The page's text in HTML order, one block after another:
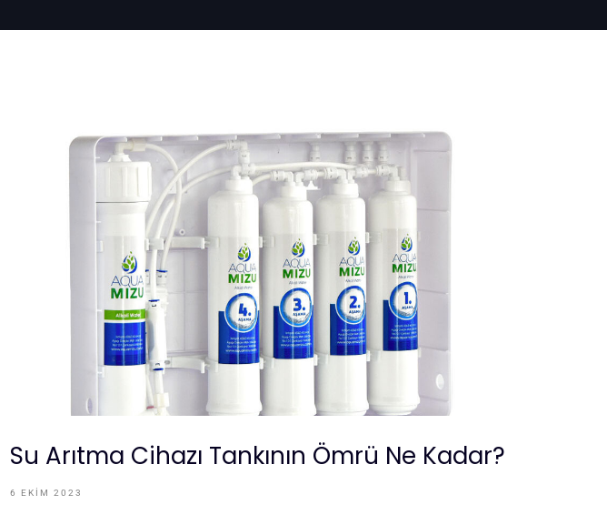
Su Arıtma Cihazı Tankının Ömrü Ne Kadar?
6 EKIM 2023